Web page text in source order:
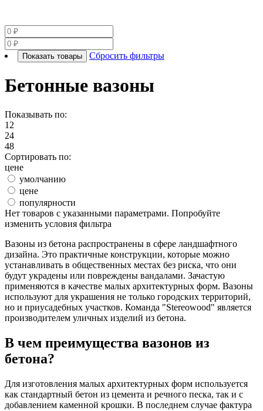
Показать товары Сбросить фильтры
Бетонные вазоны
Показывать по:
12
24
48
Сортировать по:
цене
умолчанию
цене
популярности
Нет товаров с указанными параметрами. Попробуйте
изменить условия фильтра
Вазоны из бетона распространены в сфере ландшафтного
дизайна. Это практичные конструкции, которые можно
устанавливать в общественных местах без риска, что они
будут украдены или повреждены вандалами. Зачастую
применяются в качестве малых архитектурных форм. Вазоны
используют для украшения не только городских территорий,
но и приусадебных участков. Команда "Stereowood" является
производителем уличных изделий из бетона.
В чем преимущества вазонов из
бетона?
Для изготовления малых архитектурных форм используется
как стандартный бетон из цемента и речного песка, так и с
добавлением каменной крошки. В последнем случае фактура